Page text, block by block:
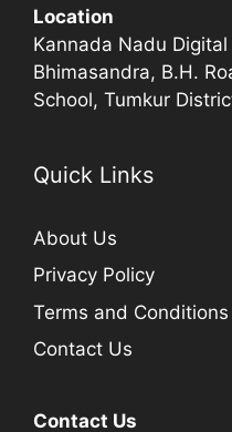
Location
Kannada Nadu
Bhimasandra, B.H.
School, Tumkur
Quick Links
About Us
Privacy Policy
Terms and Conditions
Contact Us
Contact Us